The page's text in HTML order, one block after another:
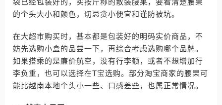
袋已经包装好的，买按斤称的散装腰果，要看清楚腰果
的个头大小和颜色，切忌贪小便宜和谨防被坑。
在大超市购买时，基本都是包装好的明码实价商品，不
妨先选购小盒的品尝一下，再综合考虑选购哪个品牌。
如果搭乘的是廉价航空，没有行李额，或者不想增加行
李负重，也可以选择在T宝选购。部分淘宝商家的腰果可
能比越南本地个头小一些、口感差些，也属正常情况。